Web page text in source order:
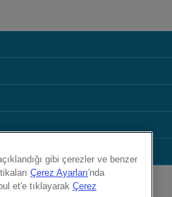
gibi çerezler ve benzer
Çerez Ayarları'nda
et'e tıklayarak Çerez